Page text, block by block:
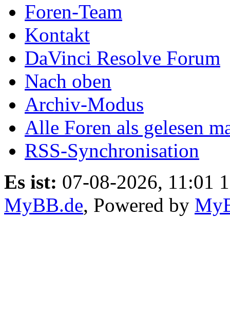
Foren-Team
Kontakt
DaVinci Resolve Forum
Nach oben
Archiv-Modus
Alle Foren als gelesen
RSS-Synchronisation
Es ist: 07-08-2026, 11:01
MyBB.de, Powered by